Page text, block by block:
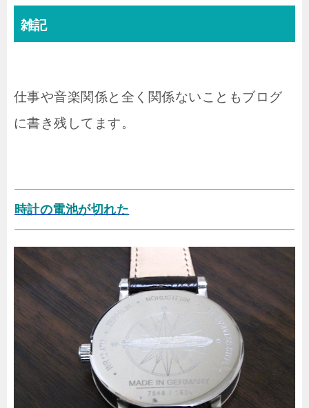
雑記
仕事や音楽関係と全く関係ないこともブログ
に書き残してます。
時計の電池が切れた